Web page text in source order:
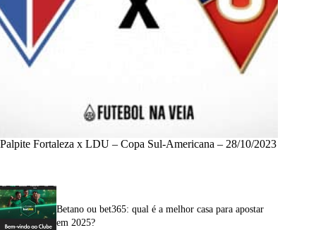
Palpite Fortaleza x LDU – Copa Sul-Americana – 28/10/2023
Betano ou bet365: qual é a melhor casa para apostar
em 2025?